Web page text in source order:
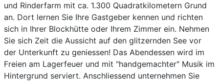
und Rinderfarm mit ca. 1.300 Quadratkilometern Grund
an. Dort lernen Sie Ihre Gastgeber kennen und richten
sich in Ihrer Blockhütte oder Ihrem Zimmer ein. Nehmen
Sie sich Zeit die Aussicht auf den glitzernden See vor
der Unterkunft zu geniessen! Das Abendessen wird im
Freien am Lagerfeuer und mit "handgemachter" Musik im
Hintergrund serviert. Anschliessend unternehmen Sie